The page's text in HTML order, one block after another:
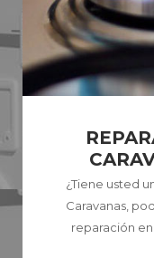
¿Tiene usted
Caravanas,
reparación